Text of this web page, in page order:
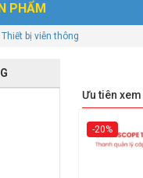
PHẨM
Thiết bị viễn thông
Ưu tiên xem
-20%